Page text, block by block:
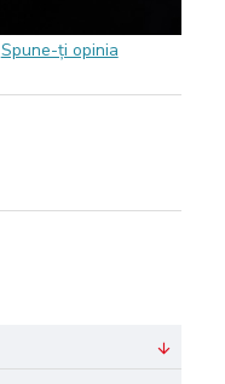
Spune-ţi opinia